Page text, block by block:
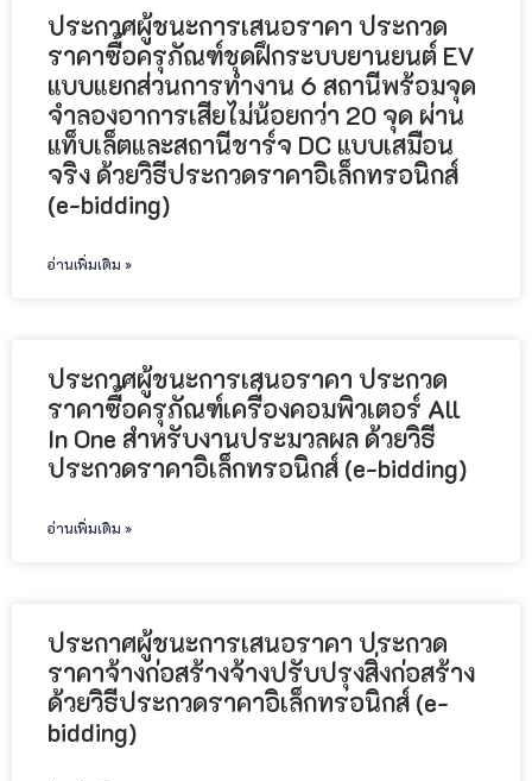
ประกาศผู้ชนะการเสนอราคา ประกวด
ราคาซื้อครุภัณฑ์ชุดฝึกระบบยานยนต์ EV
แบบแยกส่วนการทำงาน 6 สถานีพร้อมจุด
จำลองอาการเสียไม่น้อยกว่า 20 จุด ผ่าน
แท็บเล็ตและสถานีชาร์จ DC แบบเสมือน
จริง ด้วยวิธีประกวดราคาอิเล็กทรอนิกส์
(e-bidding)
อ่านเพิ่มเติม »
ประกาศผู้ชนะการเสนอราคา ประกวด
ราคาซื้อครุภัณฑ์เครื่องคอมพิวเตอร์ All
In One สำหรับงานประมวลผล ด้วยวิธี
ประกวดราคาอิเล็กทรอนิกส์ (e-bidding)
อ่านเพิ่มเติม »
ประกาศผู้ชนะการเสนอราคา ประกวด
ราคาจ้างก่อสร้างจ้างปรับปรุงสิ่งก่อสร้าง
ด้วยวิธีประกวดราคาอิเล็กทรอนิกส์ (e-
bidding)